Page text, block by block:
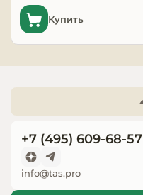
Купить
+7 (495) 609-68-57
info@tas.pro